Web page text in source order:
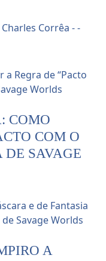
COMO
COM O
SAVAGE
A